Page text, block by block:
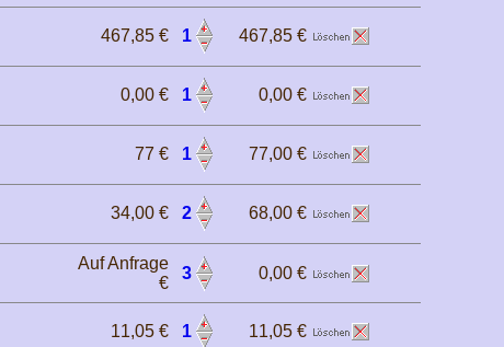
467,85 € 1 467,85 €
0,00 € 1 0,00 €
77 € 1 77,00 €
34,00 € 2 68,00 €
Auf Anfrage
€
3 0,00 €
11,05 € 1 11,05 €